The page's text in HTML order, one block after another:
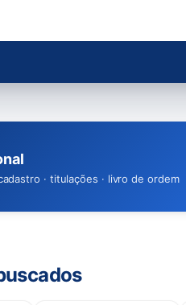
· titulações · livro de ordem